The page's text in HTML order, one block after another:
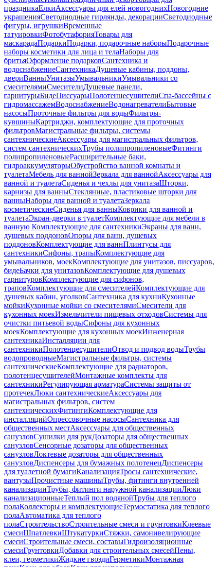
праздникаЕлкиАксессуары для елей новогоднихНовогодние
украшенияСветодиодные гирлянды, декорацииСветодиодные
фигуры, игрушкиВременные
татуировкиФотобутафорияТовары для
маскарадаПодаркиПодарки, подарочные наборыПодарочные
наборы косметики для лица и телаНаборы для
бритьяОформление подарковСантехника и
водоснабжениеСантехникаДушевые кабины, поддоны,
двериВанныУнитазыУмывальникиУмывальники со
смесителямиСмесителиДушевые панели,
гарнитурыБидеПиссуарыПолотенцесушителиСпа-бассейны с
гидромассажемВодоснабжениеВодонагревателиБытовые
насосыПроточные фильтры для водыФильтры-
кувшиныКартриджи, комплектующие для проточных
фильтровМагистральные фильтры, системы
сантехническиеАксессуары для магистральных фильтров,
систем сантехническихТрубы полипропиленовыеФитинги
полипропиленовыеРасширительные баки,
гидроаккумуляторыОбустройство ванной комнаты и
туалетаМебель для ваннойЗеркала для ваннойАксессуары для
ванной и туалетаСиденья и чехлы для унитазаШторки,
карнизы для ванныСтеклянные, пластиковые шторки для
ванныНаборы для ванной и туалетаЗеркала
косметическиеСиденья для ванныКоврики для ванной и
туалетаЭкран-дверки в туалетКомплектующие для мебели в
ванную Комплектующие для сантехникиЭкраны для ванн,
душевых поддоновОпоры для ванн, душевых
поддоновКомплектующие для ваннПлинтусы для
сантехникиСифоны, трапыКомплектующие для
умывальников, моекКомплектующие для унитазов, писсуаров,
бидеБачки для унитазовКомплектующие для душевых
гарнитуровКомплектующие для сифонов,
траповКомплектующие для смесителейКомплектующие для
душевых кабин, уголковСантехника для кухниКухонные
мойкиКухонные мойки со смесителямиСмесители для
кухонных моекИзмельчители пищевых отходовСистемы для
очистки питьевой водыСифоны для кухонных
моекКомплектующие для кухонных моекИнженерная
сантехникаИнсталляции для
сантехникиПолотенцесушителиОтвод и подвод водыТрубы
водопроводныеМагистральные фильтры, системы
сантехническиеКомплектующие для радиаторов,
полотенцесушителейМонтажные комплекты для
сантехникиРегулирующая арматураСистемы защиты от
протечекЛюки сантехническиеАксессуары для
магистральных фильтров, систем
сантехническихФитингиКомплектующие для
инсталляцийОпрессовочные насосыСантехника для
общественных местАксессуары для общественных
санузловСушилки для рукДозаторы для общественных
санузловСенсорные дозаторы для общественных
санузловЛоктевые дозаторы для общественных
санузловДиспенсеры для бумажных полотенецДиспенсеры
для туалетной бумагиКанализацияТросы сантехнические,
вантузыПрочистные машиныТрубы, фитинги внутренней
канализацииТрубы, фитинги наружной канализацииЛюки
канализационныеТеплый пол водянойТрубы для теплого
полаКоллекторы и комплектующиеТермостатика для теплого
полаАвтоматика для теплого
полаСтроительствоСтроительные смеси и грунтовкиКлеевые
смесиШпатлевкиШтукатуркиСтяжки, самонивелирующие
смесиСтроительные смеси, составыГидроизоляционные
смесиГрунтовкиДобавки для строительных смесейПены,
клеи, герметикиЖидкие гвоздиГерметикиМонтажная